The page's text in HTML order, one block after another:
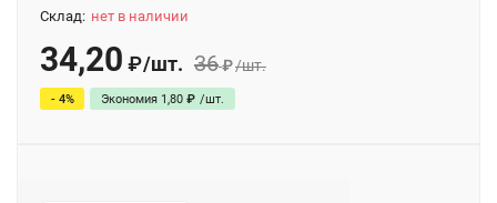
Склад: нет в наличии
34,20 ₽/шт. 36₽/шт.
- 4% Экономия 1,80 ₽ /шт.